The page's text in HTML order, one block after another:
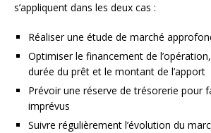
s’appliquent dans les deux cas :
Réaliser une étude de marché
Optimiser le financement de
durée du prêt et le montant de l’apport
Prévoir une réserve de trésorerie pour
imprévus
Suivre régulièrement l’évolution du